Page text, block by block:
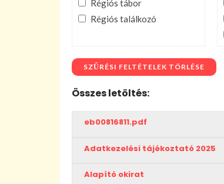
Régiós tábor
Régiós találkozó
SZŰRÉSI FELTÉTELEK TÖRLÉSE
Összes letöltés:
eb00816811.pdf
Adatkezelési tájékoztató 2025
Alapító okirat